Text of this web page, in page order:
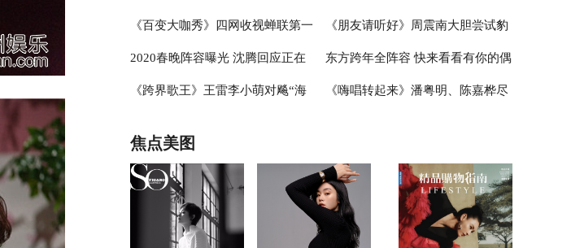
线条 卡“火星基地”
考核两位妈妈无缘大秀 目抖音观看突破5100万
《百变大咖秀》四网收视蝉联第一
杨迪模仿GAI细节到位赢广泛认可
《朋友请听好》周震南大胆尝试豹
纹V领衬衫，又野又乖自带高级感
2020春晚阵容曝光 沈腾回应正在
备战央视春晚
东方跨年全阵容 快来看看有你的偶
像吗？
《跨界歌王》王雷李小萌对飚“海 《嗨唱转起来》潘粤明、陈嘉桦尽
焦点美图